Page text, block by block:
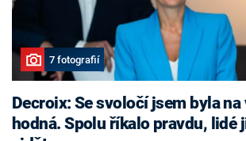
7 fotografií
Decroix: Se svoločí jsem byla
hodná. Spolu říkalo pravdu, lidé